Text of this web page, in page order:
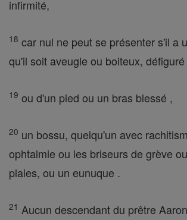
infirmité,
18 car nul ne peut se présenter s'il a
qu'il soit aveugle ou boiteux,
19 ou d'un pied ou un bras blessé ,
20 un bossu, quelqu'un avec
ophtalmie ou les briseurs de grève
plaies, ou un eunuque .
21 Aucun descendant du prêtre